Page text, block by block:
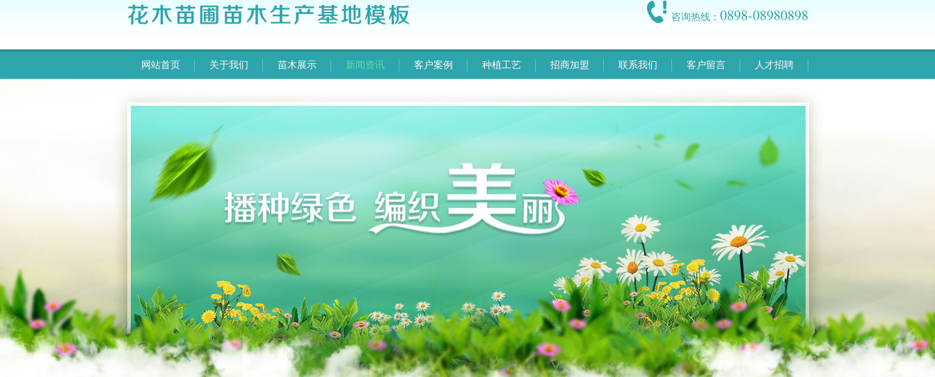
咨询热线： 0898-08980898
网站首页 关于我们 苗木展示 新闻资讯 客户案例 种植工艺 招商加盟 联系我们 客户留言 人才招聘